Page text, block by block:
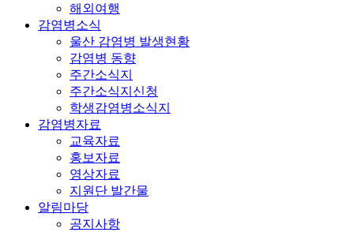
해외여행
감염병소식
울산 감염병 발생현황
감염병 동향
주간소식지
주간소식지신청
학생감염병소식지
감염병자료
교육자료
홍보자료
영상자료
지원단 발간물
알림마당
공지사항